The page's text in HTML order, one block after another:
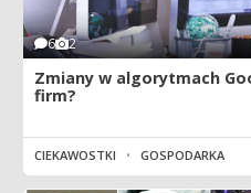
6 2
Zmiany w algorytmach
firm?
CIEKAWOSTKI • GOSPODARKA